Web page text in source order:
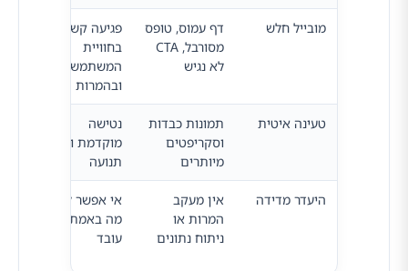
מובייל חלש
דף עמוס, טופס
מסורבל, CTA
לא נגיש
פגיעה קשה
בחוויית
המשתמש
ובהמרות
טעינה איטית
תמונות כבדות
וסקריפטים
מיותרים
נטישה
מוקדמת ובזבוז
תנועה
היעדר מדידה
אין מעקב
המרות או
ניתוח נתונים
אי אפשר לדעת
מה באמת
עובד